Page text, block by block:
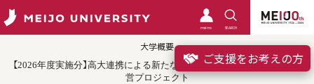
meimo SEARCH
ご支援をお考えの方
大学概要
【2026年度実施分】高大連携による新たな国際研修プログラムの開発・運
営プロジェクト